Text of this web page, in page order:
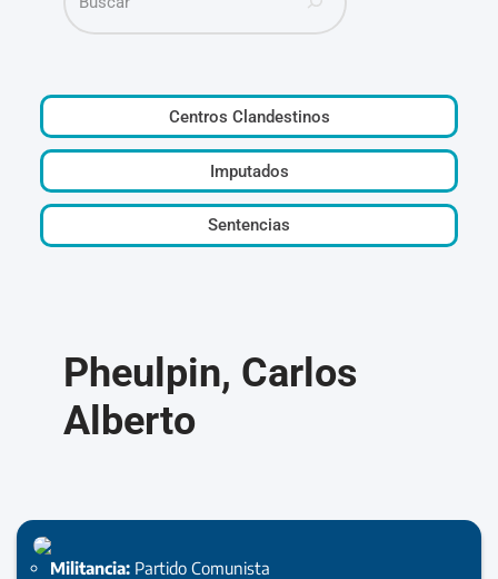
Centros Clandestinos
Imputados
Sentencias
Pheulpin, Carlos
Alberto
Militancia: Partido Comunista